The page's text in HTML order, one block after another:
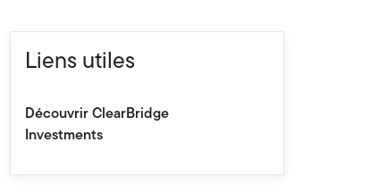
Liens utiles
Découvrir ClearBridge
Investments